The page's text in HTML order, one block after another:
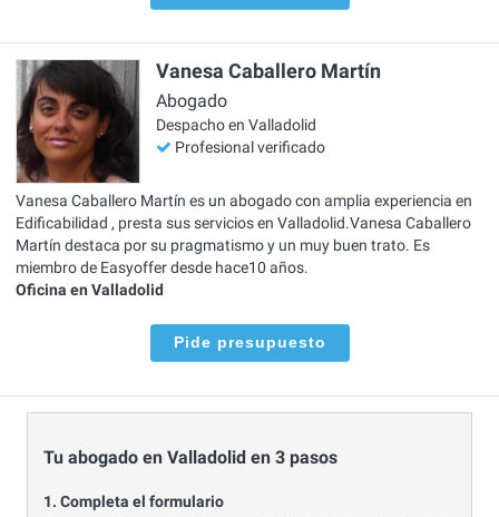
Vanesa Caballero Martín
Abogado
Despacho en Valladolid
Profesional verificado
Vanesa Caballero Martín es un abogado con amplia experiencia en
Edificabilidad , presta sus servicios en Valladolid.Vanesa Caballero
Martín destaca por su pragmatismo y un muy buen trato. Es
miembro de Easyoffer desde hace10 años.
Oficina en Valladolid
Pide presupuesto
Tu abogado en Valladolid en 3 pasos
1. Completa el formulario